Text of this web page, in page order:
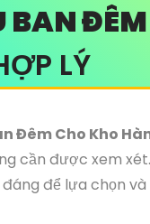
BAN
LÝ
Đêm Cho Kho
cần được xem
để lựa chọn